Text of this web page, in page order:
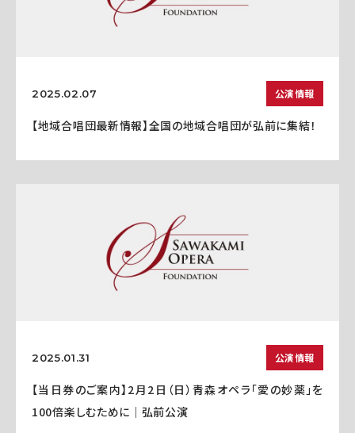
2025.02.07 公演情報
【地域合唱団最新情報】全国の地域合唱団が弘前に集結！
2025.01.31 公演情報
【当日券のご案内】2月2日（日）青森オペラ「愛の妙薬」を
100倍楽しむために｜弘前公演